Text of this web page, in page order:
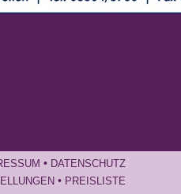
• DATENSCHUTZ
• PREISLISTE